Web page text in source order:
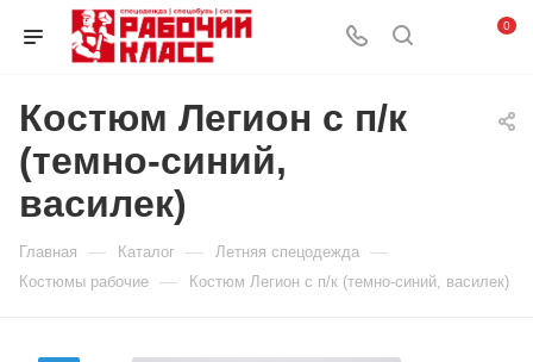
0
Костюм Легион с п/к
(темно-синий,
василек)
Главная — Каталог — Летняя спецодежда —
Костюмы рабочие — Костюм Легион с п/к (темно-синий, василек)